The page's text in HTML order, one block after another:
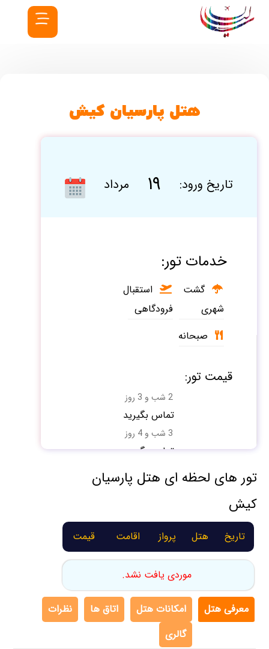
هتل پارسیان کیش
تاریخ ورود: ۱۹ مرداد
خدمات تور:
گشت
شهری
استقبال
فرودگاهی
صبحانه
قیمت تور:
2 شب و 3 روز
تماس بگیرید
3 شب و 4 روز
تماس بگیرید
تور های لحظه ای هتل پارسیان
کیش
تاریخ هتل پرواز اقامت قیمت
موردی یافت نشد.
معرفی هتل امکانات هتل اتاق ها
نظرات
گالری